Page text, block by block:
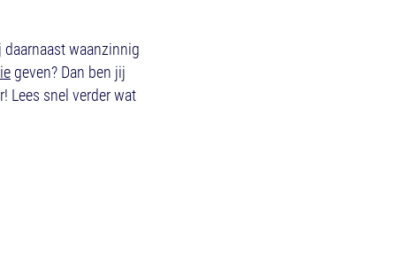
waanzinnig
geven? Dan ben jij
Lees snel verder wat